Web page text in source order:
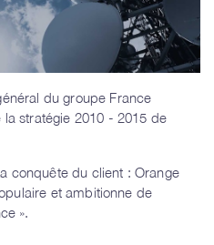
du groupe France
stratégie 2010 - 2015 de
conquête du client : Orange
et ambitionne de
».